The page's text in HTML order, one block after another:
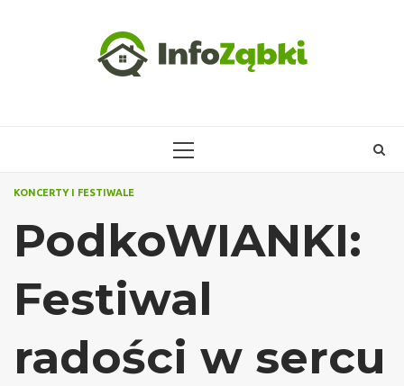
PRIMARY
KONCERTY I FESTIWALE
PodkoWIANKI:
Festiwal
radości w sercu